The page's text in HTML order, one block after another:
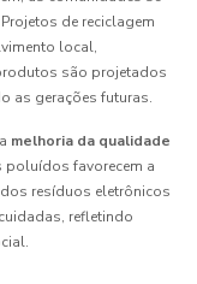
Projetos de reciclagem
local,
são projetados
as gerações futuras.
melhoria da qualidade
poluídos favorecem a
resíduos eletrônicos
refletindo